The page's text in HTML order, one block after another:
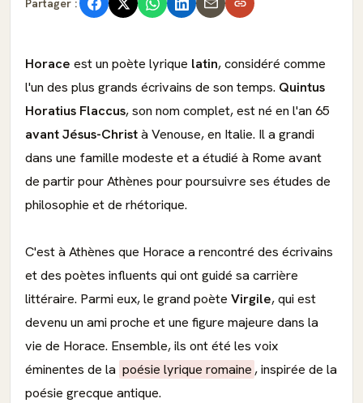
Horace est un poète lyrique latin, considéré comme
l'un des plus grands écrivains de son temps. Quintus
Horatius Flaccus, son nom complet, est né en l'an 65
avant Jésus-Christà Venouse, en Italie. Il a grandi
dans une famille modeste et a étudié à Rome avant
de partir pour Athènes pour poursuivre ses études de
philosophie et de rhétorique.
C'est à Athènes que Horace a rencontré des écrivains
et des poètes influents qui ont guidé sa carrière
littéraire. Parmi eux, le grand poète Virgile, qui est
devenu un ami proche et une figure majeure dans la
vie de Horace. Ensemble, ils ont été les voix
éminentes de la poésie lyrique romaine , inspirée de la
poésie grecque antique.